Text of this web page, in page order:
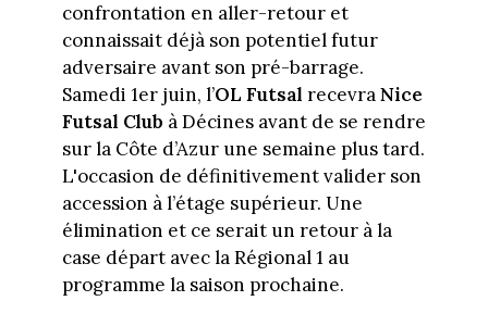
confrontation en aller-retour et
connaissait déjà son potentiel futur
adversaire avant son pré-barrage.
Samedi 1er juin, l’OL Futsal recevraNice
Futsal Club à Décines avant de se rendre
sur la Côte d’Azur une semaine plus tard.
L'occasion de définitivement valider son
accession à l’étage supérieur. Une
élimination et ce serait un retour à la
case départ avec la Régional 1 au
programme la saison prochaine.